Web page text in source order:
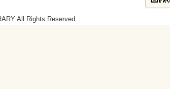
All Rights Reserved.